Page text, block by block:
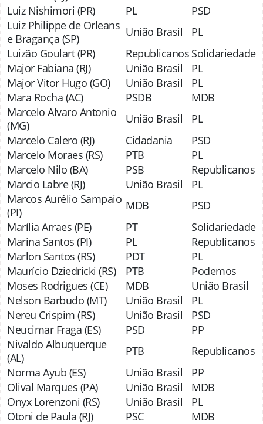
Luiz Nishimori (PR)
PL
PSD
Luiz Philippe de Orleans
e Bragança (SP)
União Brasil
PL
Luizão Goulart (PR)
Republicanos Solidariedade
Major Fabiana (RJ)
União Brasil
PL
Major Vitor Hugo (GO)
União Brasil
PL
Mara Rocha (AC)
PSDB
MDB
Marcelo Alvaro Antonio
(MG)
União Brasil
PL
Marcelo Calero (RJ)
Cidadania
PSD
Marcelo Moraes (RS)
PTB
PL
Marcelo Nilo (BA)
PSB
Republicanos
Marcio Labre (RJ)
União Brasil
PL
Marcos Aurélio Sampaio
(PI)
MDB
PSD
Marília Arraes (PE)
PT
Solidariedade
Marina Santos (PI)
PL
Republicanos
Marlon Santos (RS)
PDT
PL
Maurício Dziedricki (RS)
PTB
Podemos
Moses Rodrigues (CE)
MDB
União Brasil
Nelson Barbudo (MT)
União Brasil
PL
Nereu Crispim (RS)
União Brasil
PSD
Neucimar Fraga (ES)
PSD
PP
Nivaldo Albuquerque
(AL)
PTB
Republicanos
Norma Ayub (ES)
União Brasil
PP
Olival Marques (PA)
União Brasil
MDB
Onyx Lorenzoni (RS)
União Brasil
PL
Otoni de Paula (RJ)
PSC
MDB